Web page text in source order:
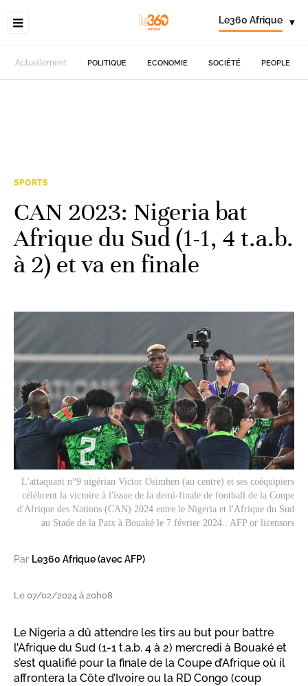
Le360 Afrique ▾
Actuellement POLITIQUE ECONOMIE SOCIÉTÉ PEOPLE
SPORTS
CAN 2023: Nigeria bat
Afrique du Sud (1-1, 4 t.a.b.
à 2) et va en finale
L'attaquant n°9 nigérian Victor Osimhen (au centre) et ses coéquipiers
célèbrent la victoire à l'issue de la demi-finale de football de la Coupe
d'Afrique des Nations (CAN) 2024 entre le Nigeria et l'Afrique du Sud
au Stade de la Paix à Bouaké le 7 février 2024.. AFP or licensors
Par Le360 Afrique (avec AFP)
Le 07/02/2024 à 20h08
Le Nigeria a dû attendre les tirs au but pour battre
l’Afrique du Sud (1-1 t.a.b. 4 à 2) mercredi à Bouaké et
s’est qualifié pour la finale de la Coupe d’Afrique où il
affrontera la Côte d’Ivoire ou la RD Congo (coup